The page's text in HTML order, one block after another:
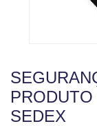
SEDEX